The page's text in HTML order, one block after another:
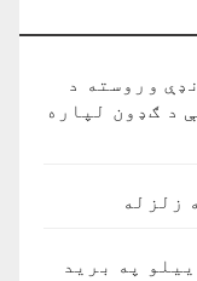
وروسته د
د ګډون لپاره
زلزله
په برید